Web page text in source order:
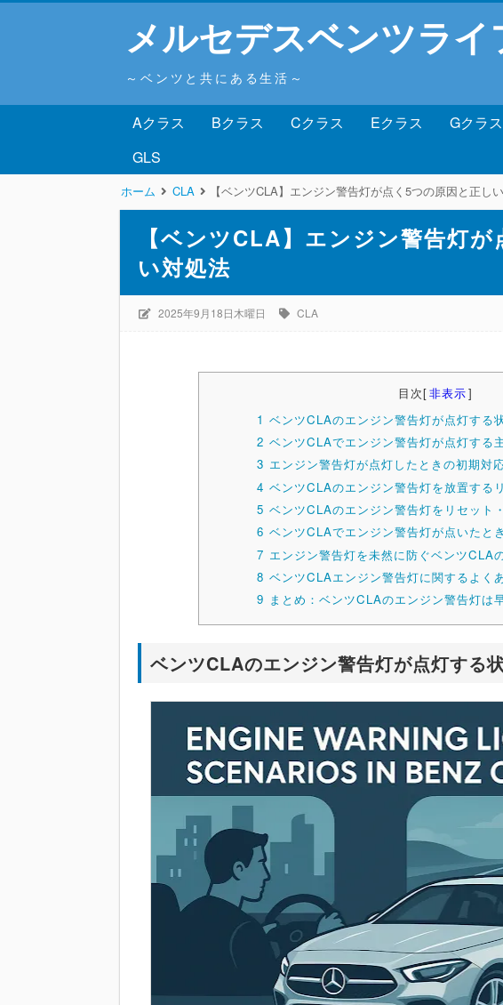
メルセデスベンツライ
～ベンツと共にある生活～
Aクラス Bクラス Cクラス Eクラス Gクラス
GLS
ホーム CLA 【ベンツCLA】エンジン警告灯が点く5つの原因と正し
【ベンツCLA】エンジン警告灯
い対処法
2025年9月18日木曜日 CLA
目次[非表示]
1 ベンツCLAのエンジン警告灯が点灯する
2 ベンツCLAでエンジン警告灯が点灯する
3 エンジン警告灯が点灯したときの初期対
4 ベンツCLAのエンジン警告灯を放置する
5 ベンツCLAのエンジン警告灯をリセット
6 ベンツCLAでエンジン警告灯が点いたと
7 エンジン警告灯を未然に防ぐベンツCLA
8 ベンツCLAエンジン警告灯に関するよく
9 まとめ：ベンツCLAのエンジン警告灯は
ベンツCLAのエンジン警告灯が点灯する